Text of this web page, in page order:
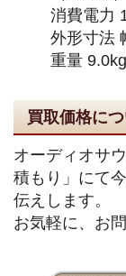
消費電力
外形寸法
重量 9.0kg
買取価格に
オーディオサ
積もり」にて
伝えします。
お気軽に、お